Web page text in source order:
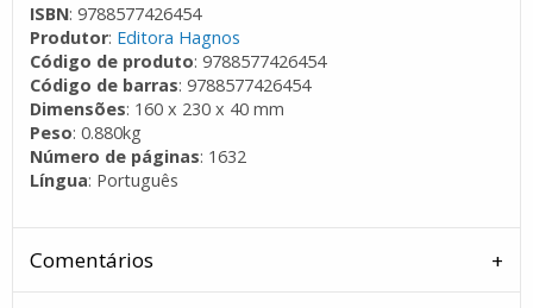
ISBN: 9788577426454
Produtor: Editora Hagnos
Código de produto: 9788577426454
Código de barras: 9788577426454
Dimensões: 160 x 230 x 40 mm
Peso: 0.880kg
Número de páginas: 1632
Língua: Português
Comentários